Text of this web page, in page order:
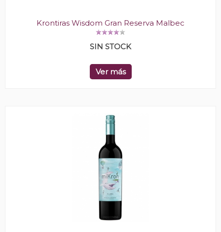
Krontiras Wisdom Gran Reserva Malbec
SIN STOCK
Ver más